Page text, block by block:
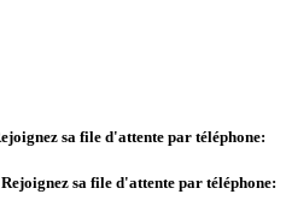
sa file d'attente par téléphone:
sa file d'attente par téléphone: